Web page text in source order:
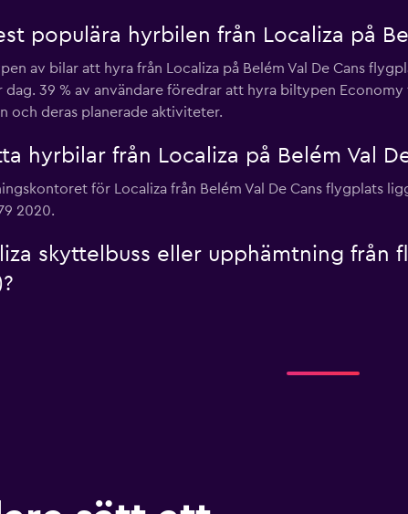
populära hyrbilen från Localiza på
av bilar att hyra från Localiza på Belém Val De Cans
dag. 39 % av användare föredrar att hyra biltypen Economy
och deras planerade aktiviteter.
hyrbilar från Localiza på Belém Val
för Localiza från Belém Val De Cans flygplats
2020.
skyttelbuss eller upphämtning från